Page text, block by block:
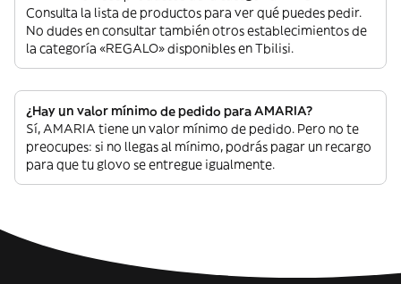
Consulta la lista de productos para ver qué puedes pedir.
No dudes en consultar también otros establecimientos de
la categoría «REGALO» disponibles en Tbilisi.
¿Hay un valor mínimo de pedido para AMARIA?
Sí, AMARIA tiene un valor mínimo de pedido. Pero no te
preocupes: si no llegas al mínimo, podrás pagar un recargo
para que tu glovo se entregue igualmente.